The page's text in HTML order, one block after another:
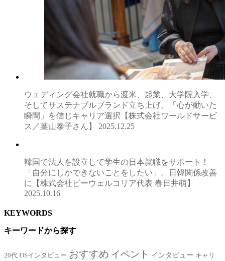
ウェディング会社就職から渡米、起業、大学院入学、
そしてサステナブルブランド立ち上げ。「心が動いた
瞬間」を信じキャリア選択【株式会社ワールドサービ
ス／葉山泰子さん】 2025.12.25
韓国で法人を設立して学生の日本就職をサポート！
「自分にしかできないことをしたい」。日韓関係改善
に【株式会社ビーウェルコリア代表 春日井萌】
2025.10.16
KEYWORDS
キーワードから探す
20代 OSインタビュー おすすめ イベント インタビュー キャリ